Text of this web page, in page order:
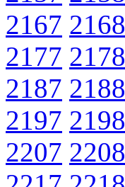
2167 2168
2177 2178
2187 2188
2197 2198
2207 2208